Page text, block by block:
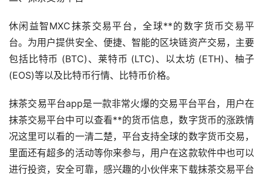
休闲益智MXC抹茶交易平台，全球**的数字货币交易平
台。为用户提供安全、便捷、智能的区块链资产交易，主要
包括比特币 (BTC)、莱特币 (LTC)、 以太坊 (ETH)、柚子
(EOS)等以及比特币行情、比特币价格。
抹茶交易平台app是一款非常火爆的交易平台平台，用户在
抹茶交易平台中可以查看**的货币信息，数字货币的涨跌情
况这里可以看的一清二楚，平台支持全球的数字货币交易，
里面还有超多的活动等你来参与，用户在这款软件中也可以
进行投资，安全可靠，感兴趣的小伙伴来下载抹茶交易平台